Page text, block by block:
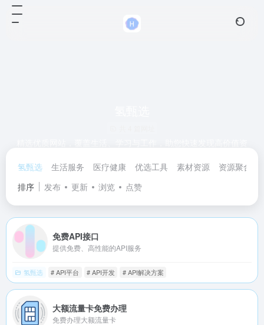
氢甄选
生活服务 医疗健康 优选工具 素材资源 资源聚合
排序
发布 更新 浏览 点赞
免费API接口
提供免费、高性能的API服务
氢甄选 # API平台 # API开发 # API解决方案
大额流量卡免费办理
免费办理大额流量卡